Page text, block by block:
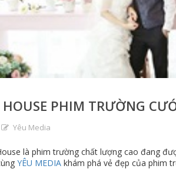
PHIM TRƯỜNG
Yêu Media
là phim trường chất lượng cao đang
YÊU MEDIAkhám phá vẻ đẹp của phim